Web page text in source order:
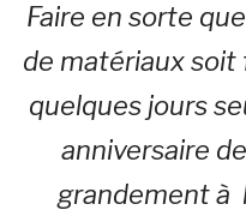
Faire en sorte
de matériaux soit
quelques jours
anniversaire
grandement à